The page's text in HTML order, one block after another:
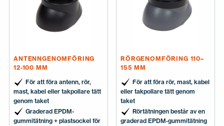
ANTENNGENOMFÖRING
12-100 MM
För att föra antenn, rör,
mast, kabel eller takpollare tätt
genom taket
Graderad EPDM-
gummitätning + plastsockel för
RÖRGENOMFÖRING 110–
155 MM
För att föra rör, mast, kabel
eller takpollare tätt genom
taket
Rörtätningen består av en
graderad EPDM-gummitätning